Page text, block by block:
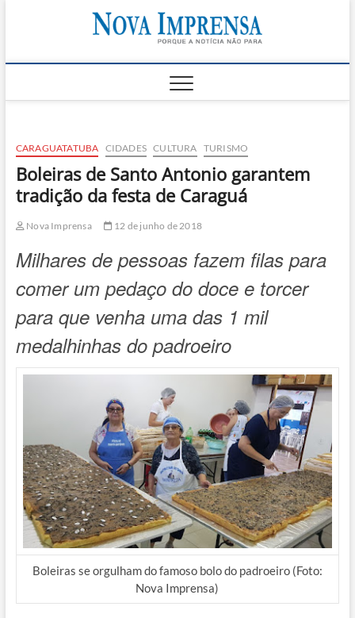
SÃO SEBASTIÃO,
CARAGUATATUBA CIDADES CULTURA TURISMO
Boleiras de Santo Antonio garantem
tradição da festa de Caraguá
Nova Imprensa 12 de junho de 2018
Milhares de pessoas fazem filas para
comer um pedaço do doce e torcer
para que venha uma das 1 mil
medalhinhas do padroeiro
Boleiras se orgulham do famoso bolo do padroeiro (Foto:
Nova Imprensa)